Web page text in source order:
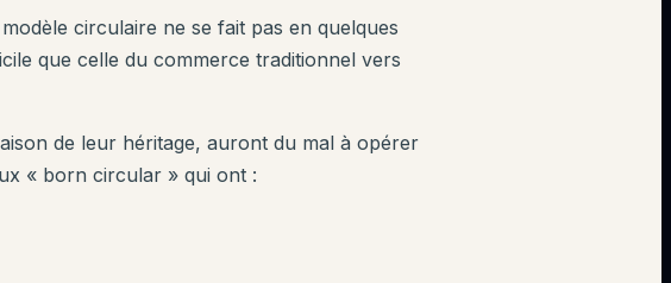
circulaire ne se fait pas en quelques
que celle du commerce traditionnel vers
de leur héritage, auront du mal à opérer
« born circular » qui ont :